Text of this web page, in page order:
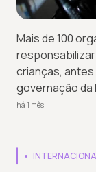
Mais de 100
crianças, antes
governação da
há 1 mês